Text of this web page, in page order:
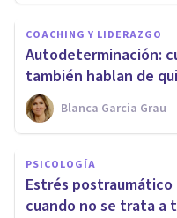
COACHING Y LIDERAZGO
Autodeterminación:
también hablan de
Blanca Garcia Grau
PSICOLOGÍA
Estrés
cuando no se trata a